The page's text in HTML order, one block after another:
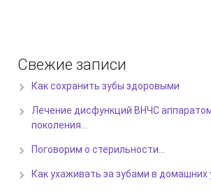
Свежие записи
Как сохранить зубы здоровыми
Лечение дисфункций ВНЧС
поколения…
Поговорим о стерильности…
Как ухаживать за зубами в домашних